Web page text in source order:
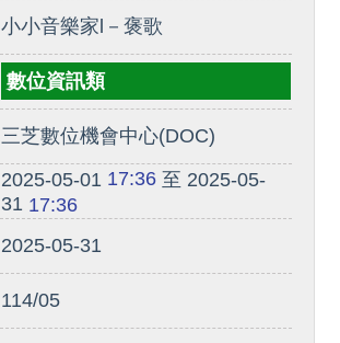
小小音樂家l－褒歌
數位資訊類
三芝數位機會中心(DOC)
2025-05-01 17:36至 2025-05-
3117:36
2025-05-31
114/05